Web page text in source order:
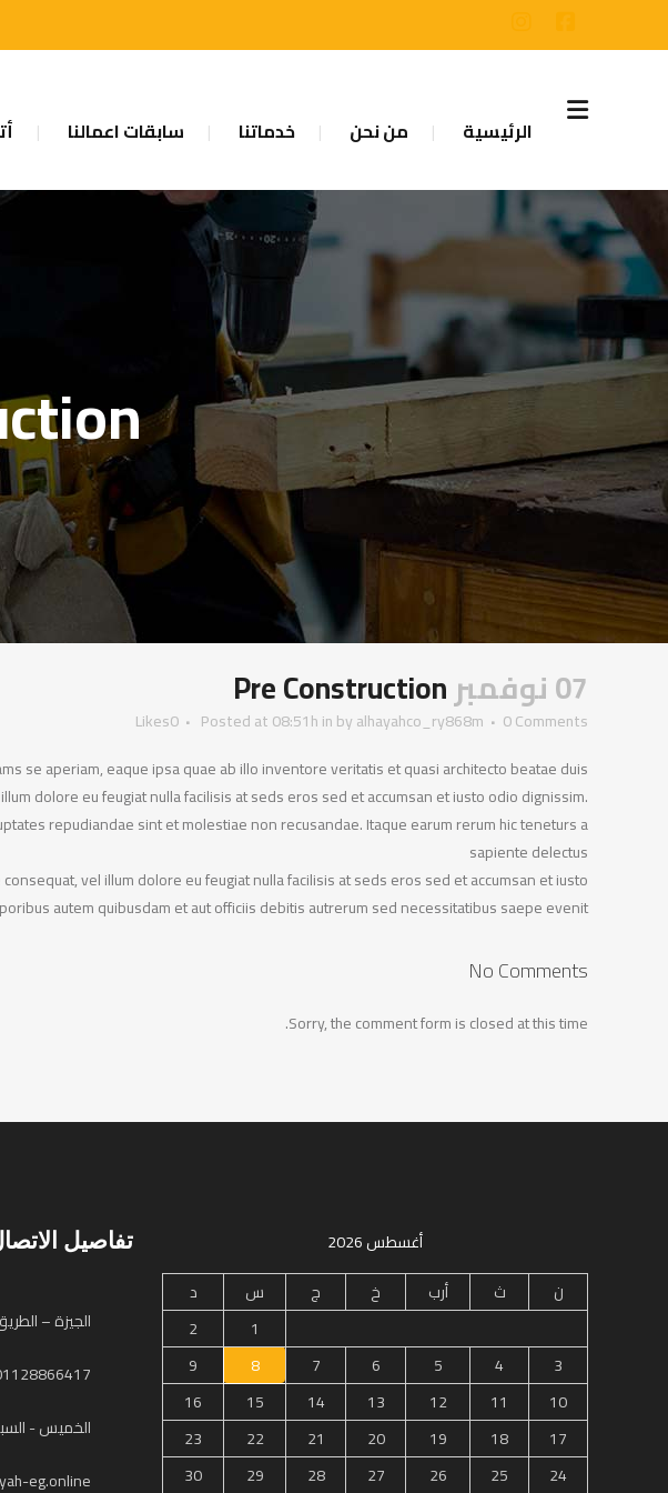
الرئيسية من نحن خدماتنا سابقات اعمالنا
07 نوفمبر
Posted at 08:51hinbyalhayahco_ry868m 0 Comments
0
Likes
se aperiam, eaque ipsa quae ab illo inventore veritatis et quasi architecto beatae duis
dolore eu feugiat nulla facilisis at seds eros sed et accumsan et iusto odio dignissim.
repudiandae sint et molestiae non recusandae. Itaque earum rerum hic teneturs a
sapiente delectus
vel illum dolore eu feugiat nulla facilisis at seds eros sed et accumsan et iusto
autem quibusdam et aut officiis debitis autrerum sed necessitatibus saepe evenit.
No Comments
Sorry, the comment form is closed at this time.
أغسطس 2026
ن
ث أرب خ ج س
د
1
2
3
4
5
6
7
8
9
10
11
12
13
14
15
16
17
18
19
20
21
22
23
24
25
26
27
28
29
30
تفاصيل
الجيزة –
الخميس - السبت 09:00ص -
eg.online